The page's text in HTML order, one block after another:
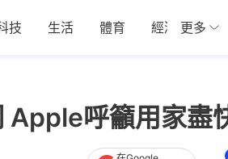
技 生活 體育 經濟 01深
更多
Apple呼籲用家盡